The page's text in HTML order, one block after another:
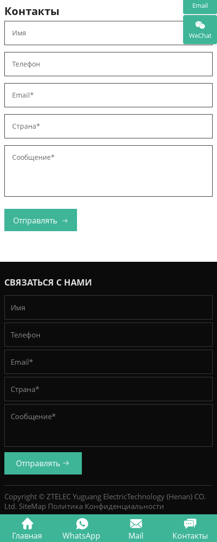
Контакты
Отправлять
СВЯЗАТЬСЯ С НАМИ
Отправлять
Copyright © ZTELEC Yuguang ElectricTechnology (Henan) CO.
Ltd. SiteMap Политика Конфиденциальности
Email
WeChat
Главная WhatsApp Mail Контакты